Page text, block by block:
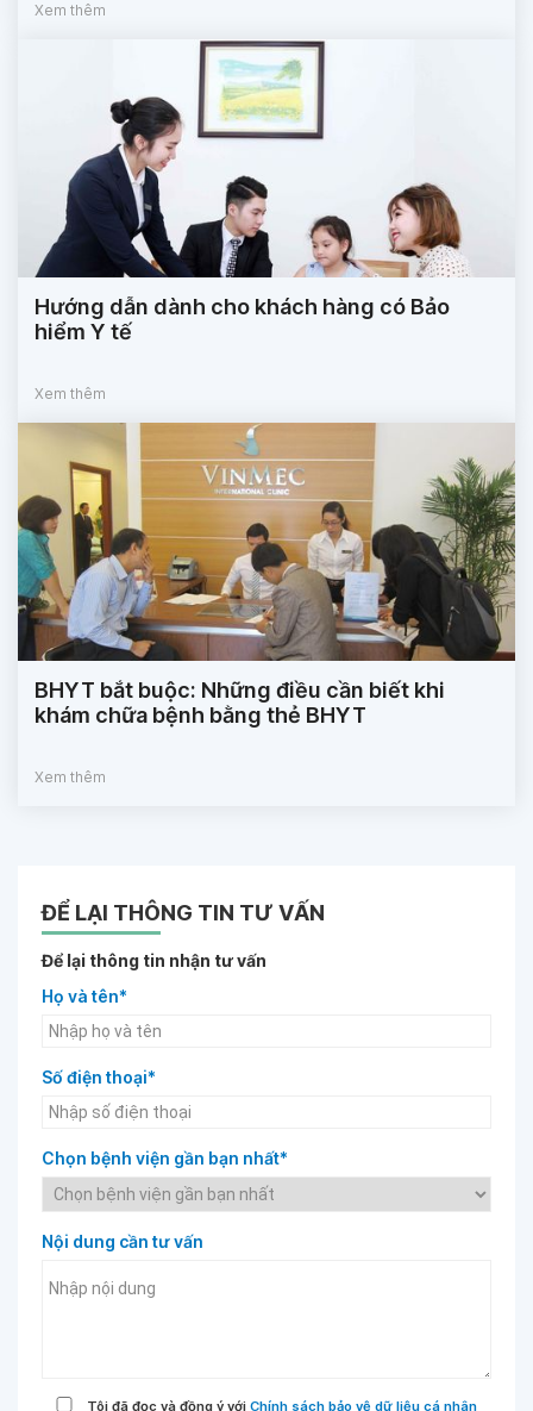
Xem thêm
Hướng dẫn dành cho khách hàng có Bảo
hiểm Y tế
Xem thêm
BHYT bắt buộc: Những điều cần biết khi
khám chữa bệnh bằng thẻ BHYT
Xem thêm
ĐỂ LẠI THÔNG TIN TƯ VẤN
Để lại thông tin nhận tư vấn
Họ và tên*
Số điện thoại*
Chọn bệnh viện gần bạn nhất*
Nội dung cần tư vấn
Tôi đã đọc và đồng ý với Chính sách bảo vệ dữ liệu cá nhân